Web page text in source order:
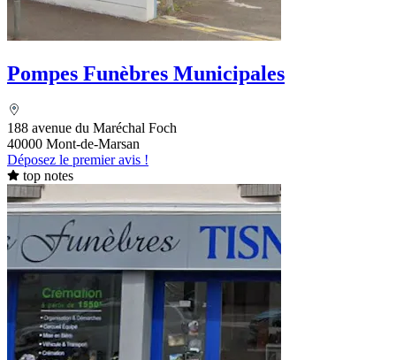
Pompes Funèbres Municipales
188 avenue du Maréchal Foch
40000 Mont-de-Marsan
Déposez le premier avis !
top notes